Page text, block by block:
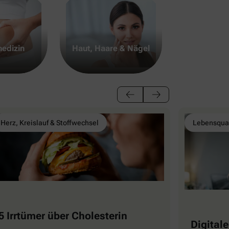
Haut, Haare & Nägel
Herz, Kreislauf & Stoffwechsel
Irrtümer über Cholesterin